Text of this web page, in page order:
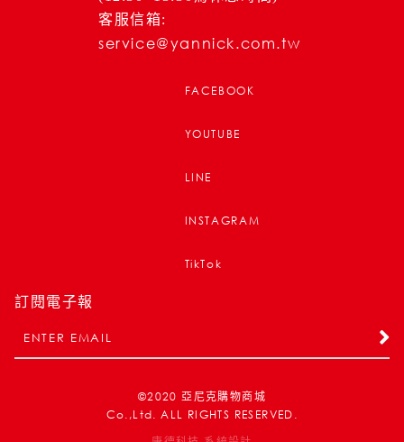
客服信箱:
service@yannick.com.tw
FACEBOOK
YOUTUBE
LINE
INSTAGRAM
TikTok
訂閱電子報
©2020 亞尼克購物商城
Co.,Ltd. ALL RIGHTS RESERVED.